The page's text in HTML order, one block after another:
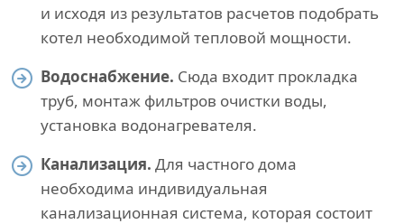
и исходя из результатов расчетов подобрать
котел необходимой тепловой мощности.
Водоснабжение. Сюда входит прокладка
труб, монтаж фильтров очистки воды,
установка водонагревателя.
Канализация. Для частного дома
необходима индивидуальная
канализационная система, которая состоит